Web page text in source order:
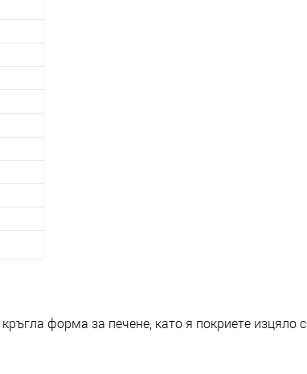
форма за печене, като я покриете изцяло с